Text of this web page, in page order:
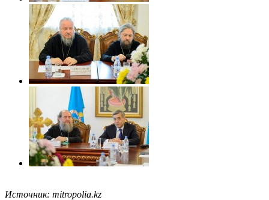
Источник: mitropolia.kz